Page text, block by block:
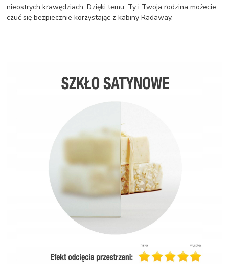
nieostrych krawędziach. Dzięki temu, Ty i Twoja rodzina możecie
czuć się bezpiecznie korzystając z kabiny Radaway.